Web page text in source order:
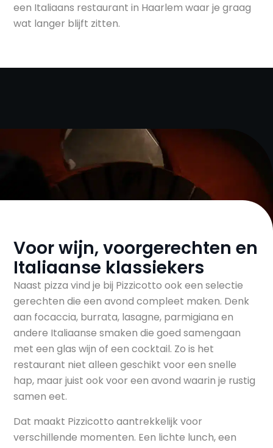
een Italiaans restaurant in Haarlem waar je graag
wat langer blijft zitten.
Voor wijn, voorgerechten en
Italiaanse klassiekers
Naast pizza vind je bij Pizzicotto ook een selectie
gerechten die een avond compleet maken. Denk
aan focaccia, burrata, lasagne, parmigiana en
andere Italiaanse smaken die goed samengaan
met een glas wijn of een cocktail. Zo is het
restaurant niet alleen geschikt voor een snelle
hap, maar juist ook voor een avond waarin je rustig
samen eet.
Dat maakt Pizzicotto aantrekkelijk voor
verschillende momenten. Een lichte lunch, een